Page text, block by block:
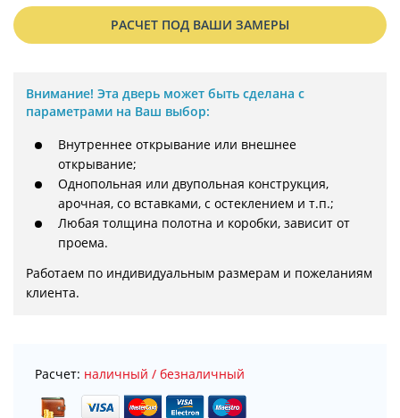
РАСЧЕТ ПОД ВАШИ ЗАМЕРЫ
Внимание! Эта дверь может быть сделана с
параметрами на Ваш выбор:
Внутреннее открывание или внешнее
открывание;
Однопольная или двупольная конструкция,
арочная, со вставками, с остеклением и т.п.;
Любая толщина полотна и коробки, зависит от
проема.
Работаем по индивидуальным размерам и пожеланиям
клиента.
Расчет: наличный / безналичный